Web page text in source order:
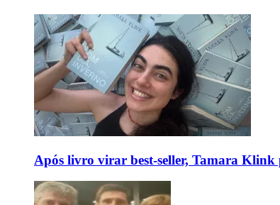
Após livro virar best-seller, Tamara